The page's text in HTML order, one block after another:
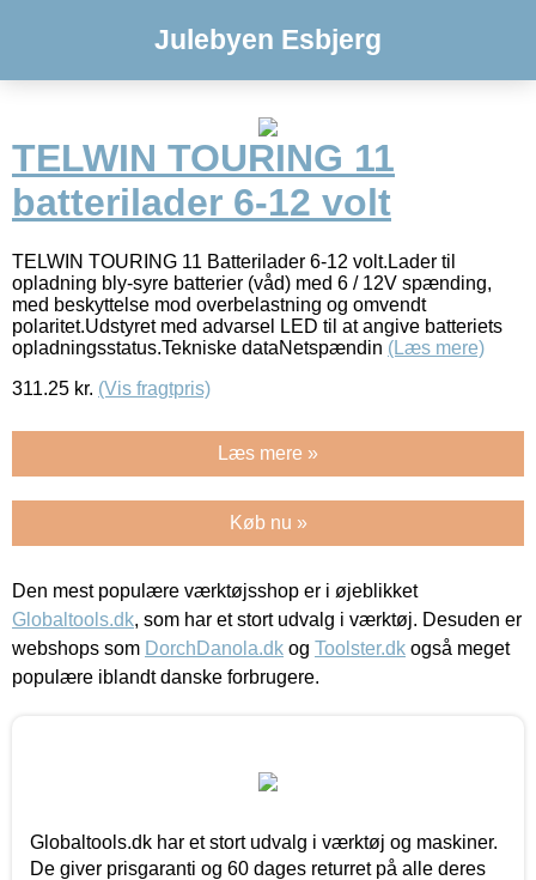
Julebyen Esbjerg
TELWIN TOURING 11
batterilader 6-12 volt
TELWIN TOURING 11 Batterilader 6-12 volt.Lader til
opladning bly-syre batterier (våd) med 6 / 12V spænding,
med beskyttelse mod overbelastning og omvendt
polaritet.Udstyret med advarsel LED til at angive batteriets
opladningsstatus.Tekniske dataNetspændin (Læs mere)
311.25 kr. (Vis fragtpris)
Læs mere »
Køb nu »
Den mest populære værktøjsshop er i øjeblikket
Globaltools.dk, som har et stort udvalg i værktøj. Desuden er
webshops som DorchDanola.dk og Toolster.dk også meget
populære iblandt danske forbrugere.
Globaltools.dk har et stort udvalg i værktøj og maskiner.
De giver prisgaranti og 60 dages returret på alle deres